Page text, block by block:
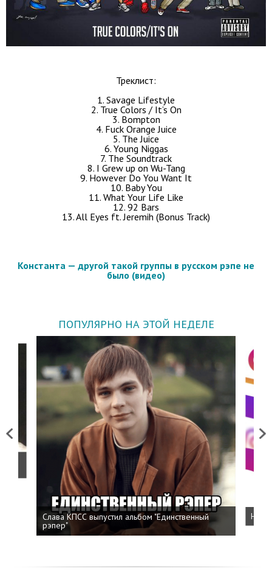
Треклист:
1. Savage Lifestyle
2. True Colors / It’s On
3. Bompton
4. Fuck Orange Juice
5. The Juice
6. Young Niggas
7. The Soundtrack
8. I Grew up on Wu-Tang
9. However Do You Want It
10. Baby You
11. What Your Life Like
12. 92 Bars
13. All Eyes ft. Jeremih (Bonus Track)
Константа — другой такой группы в русском рэпе не
было (видео)
ПОПУЛЯРНО НА ЭТОЙ НЕДЕЛЕ
Previous
Слава КПСС выпустил альбом "Единственный
рэпер"
Next